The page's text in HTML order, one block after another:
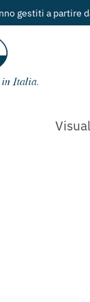
gestiti a partire